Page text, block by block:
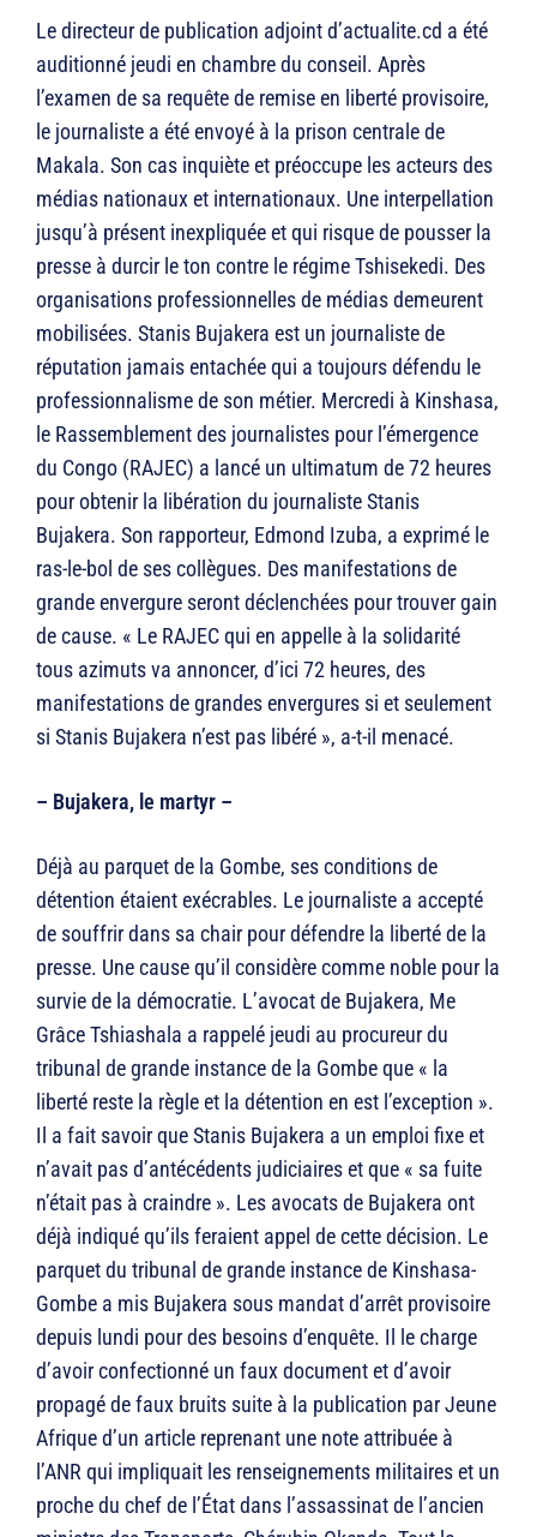
Le directeur de publication adjoint d’actualite.cd a été
auditionné jeudi en chambre du conseil. Après
l’examen de sa requête de remise en liberté provisoire,
le journaliste a été envoyé à la prison centrale de
Makala. Son cas inquiète et préoccupe les acteurs des
médias nationaux et internationaux. Une interpellation
jusqu’à présent inexpliquée et qui risque de pousser la
presse à durcir le ton contre le régime Tshisekedi. Des
organisations professionnelles de médias demeurent
mobilisées. Stanis Bujakera est un journaliste de
réputation jamais entachée qui a toujours défendu le
professionnalisme de son métier. Mercredi à Kinshasa,
le Rassemblement des journalistes pour l’émergence
du Congo (RAJEC) a lancé un ultimatum de 72 heures
pour obtenir la libération du journaliste Stanis
Bujakera. Son rapporteur, Edmond Izuba, a exprimé le
ras-le-bol de ses collègues. Des manifestations de
grande envergure seront déclenchées pour trouver gain
de cause. « Le RAJEC qui en appelle à la solidarité
tous azimuts va annoncer, d’ici 72 heures, des
manifestations de grandes envergures si et seulement
si Stanis Bujakera n’est pas libéré », a-t-il menacé.
– Bujakera, le martyr –
Déjà au parquet de la Gombe, ses conditions de
détention étaient exécrables. Le journaliste a accepté
de souffrir dans sa chair pour défendre la liberté de la
presse. Une cause qu’il considère comme noble pour la
survie de la démocratie. L’avocat de Bujakera, Me
Grâce Tshiashala a rappelé jeudi au procureur du
tribunal de grande instance de la Gombe que « la
liberté reste la règle et la détention en est l’exception ».
Il a fait savoir que Stanis Bujakera a un emploi fixe et
n’avait pas d’antécédents judiciaires et que « sa fuite
n’était pas à craindre ». Les avocats de Bujakera ont
déjà indiqué qu’ils feraient appel de cette décision. Le
parquet du tribunal de grande instance de Kinshasa-
Gombe a mis Bujakera sous mandat d’arrêt provisoire
depuis lundi pour des besoins d’enquête. Il le charge
d’avoir confectionné un faux document et d’avoir
propagé de faux bruits suite à la publication par Jeune
Afrique d’un article reprenant une note attribuée à
l’ANR qui impliquait les renseignements militaires et un
proche du chef de l’État dans l’assassinat de l’ancien